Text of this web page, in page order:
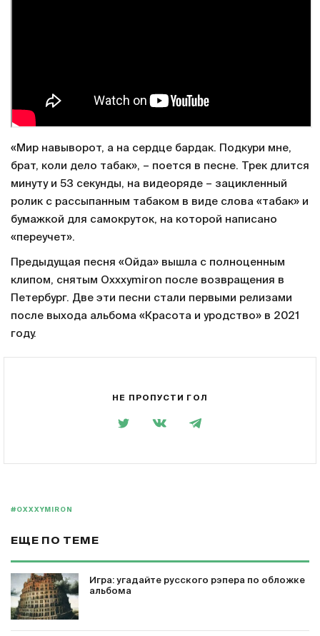
«Мир навыворот, а на сердце бардак. Подкури мне,
брат, коли дело табак», – поется в песне. Трек длится
минуту и 53 секунды, на видеоряде – зацикленный
ролик с рассыпанным табаком в виде слова «табак» и
бумажкой для самокруток, на которой написано
«переучет».
Предыдущая песня «Ойда» вышла с полноценным
клипом, снятым Oxxxymiron после возвращения в
Петербург. Две эти песни стали первыми релизами
после выхода альбома «Красота и уродство» в 2021
году.
НЕ ПРОПУСТИ ГОЛ
#OXXXYMIRON
ЕЩЕ ПО ТЕМЕ
Игра: угадайте русского рэпера по обложке
альбома